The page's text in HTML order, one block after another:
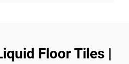
Floor Tiles |